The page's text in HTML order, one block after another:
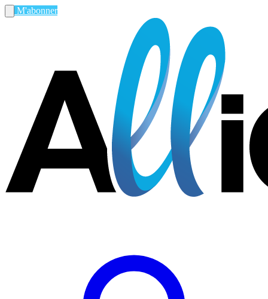
M'abonner